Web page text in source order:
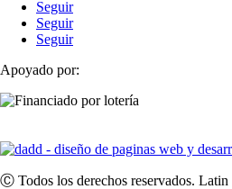
Seguir
Seguir
Seguir
Apoyado por:
Ⓒ Todos los derechos reservados.